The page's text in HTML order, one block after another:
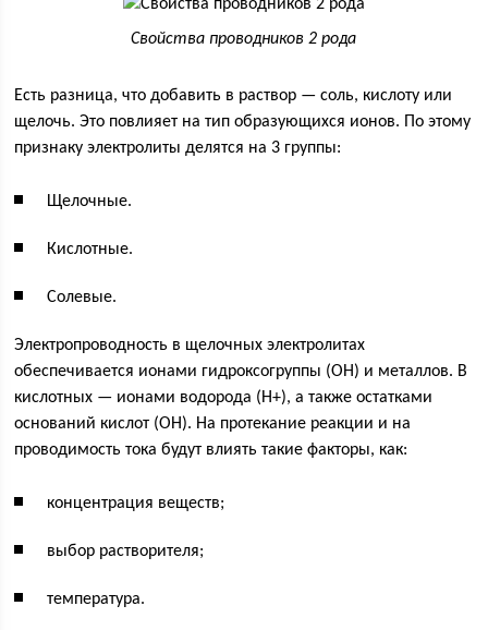
Свойства проводников 2 рода
Есть разница, что добавить в раствор — соль, кислоту или
щелочь. Это повлияет на тип образующихся ионов. По этому
признаку электролиты делятся на 3 группы:
Щелочные.
Кислотные.
Солевые.
Электропроводность в щелочных электролитах
обеспечивается ионами гидроксогруппы (ОН) и металлов. В
кислотных — ионами водорода (Н+), а также остатками
оснований кислот (ОН). На протекание реакции и на
проводимость тока будут влиять такие факторы, как:
концентрация веществ;
выбор растворителя;
температура.